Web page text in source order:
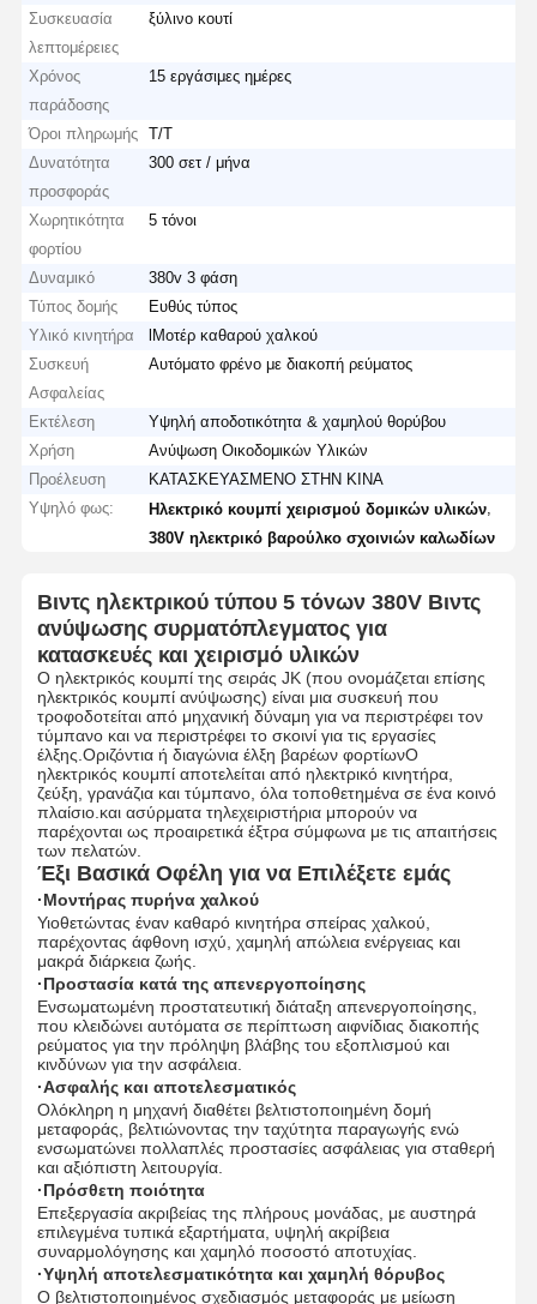
Συσκευασία
λεπτομέρειες
ξύλινο κουτί
Χρόνος
παράδοσης
15 εργάσιμες ημέρες
Όροι πληρωμής
T/T
Δυνατότητα
προσφοράς
300 σετ / μήνα
Χωρητικότητα
φορτίου
5 τόνοι
Δυναμικό
380v 3 φάση
Τύπος δομής
Ευθύς τύπος
Υλικό κινητήρα
lΜοτέρ καθαρού χαλκού
Συσκευή
Ασφαλείας
Αυτόματο φρένο με διακοπή ρεύματος
Εκτέλεση
Υψηλή αποδοτικότητα & χαμηλού θορύβου
Χρήση
Ανύψωση Οικοδομικών Υλικών
Προέλευση
ΚΑΤΑΣΚΕΥΑΣΜΕΝΟ ΣΤΗΝ ΚΙΝΑ
Υψηλό φως:
Ηλεκτρικό κουμπί χειρισμού δομικών υλικών
380V ηλεκτρικό βαρούλκο σχοινιών καλωδίων
Βιντς ηλεκτρικού τύπου 5 τόνων 380V Βιντς
ανύψωσης συρματόπλεγματος για
κατασκευές και χειρισμό υλικών
Ο ηλεκτρικός κουμπί της σειράς JK (που ονομάζεται επίσης
ηλεκτρικός κουμπί ανύψωσης) είναι μια συσκευή που
τροφοδοτείται από μηχανική δύναμη για να περιστρέφει τον
τύμπανο και να περιστρέφει το σκοινί για τις εργασίες
έλξης.Οριζόντια ή διαγώνια έλξη βαρέων φορτίωνΟ
ηλεκτρικός κουμπί αποτελείται από ηλεκτρικό κινητήρα,
ζεύξη, γρανάζια και τύμπανο, όλα τοποθετημένα σε ένα κοινό
πλαίσιο.και ασύρματα τηλεχειριστήρια μπορούν να
παρέχονται ως προαιρετικά έξτρα σύμφωνα με τις απαιτήσεις
των πελατών.
Έξι Βασικά Οφέλη για να Επιλέξετε εμάς
·Μοντήρας πυρήνα χαλκού
Υιοθετώντας έναν καθαρό κινητήρα σπείρας χαλκού,
παρέχοντας άφθονη ισχύ, χαμηλή απώλεια ενέργειας και
μακρά διάρκεια ζωής.
·Προστασία κατά της απενεργοποίησης
Ενσωματωμένη προστατευτική διάταξη απενεργοποίησης,
που κλειδώνει αυτόματα σε περίπτωση αιφνίδιας διακοπής
ρεύματος για την πρόληψη βλάβης του εξοπλισμού και
κινδύνων για την ασφάλεια.
·Ασφαλής και αποτελεσματικός
Ολόκληρη η μηχανή διαθέτει βελτιστοποιημένη δομή
μεταφοράς, βελτιώνοντας την ταχύτητα παραγωγής ενώ
ενσωματώνει πολλαπλές προστασίες ασφάλειας για σταθερή
και αξιόπιστη λειτουργία.
·Πρόσθετη ποιότητα
Επεξεργασία ακριβείας της πλήρους μονάδας, με αυστηρά
επιλεγμένα τυπικά εξαρτήματα, υψηλή ακρίβεια
συναρμολόγησης και χαμηλό ποσοστό αποτυχίας.
·Υψηλή αποτελεσματικότητα και χαμηλή θόρυβος
Ο βελτιστοποιημένος σχεδιασμός μεταφοράς με μείωση